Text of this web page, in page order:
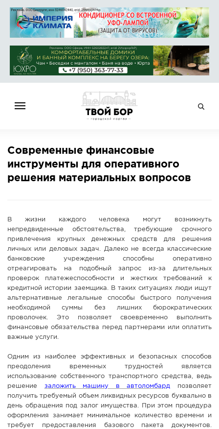
НОВОСТИ
СПРАВОЧНИК
ОБЪЯВЛЕНИЯ
СПРАВКА
КАМЕРЫ
КОНКУРСЫ
СТАТЬИ
ПРЕДЛОЖИТЬ НОВОСТЬ
ФОТО
Современные финансовые
инструменты для оперативного
решения материальных вопросов
В жизни каждого человека могут возникнуть
непредвиденные обстоятельства, требующие срочного
привлечения крупных денежных средств для решения
личных или деловых задач. Далеко не всегда классические
банковские учреждения способны оперативно
отреагировать на подобный запрос из-за длительных
проверок платежеспособности и жестких требований к
кредитной истории заемщика. В таких ситуациях люди ищут
альтернативные легальные способы быстрого получения
необходимой суммы без лишних бюрократических
проволочек. Это позволяет своевременно выполнить
финансовые обязательства перед партнерами или оплатить
важные услуги.
Одним из наиболее эффективных и безопасных способов
преодоления временных трудностей является
использование собственного транспортного средства, ведь
решение заложить машину в автоломбард
позволяет
получить требуемый объем ликвидных ресурсов буквально в
день обращения под залог имущества. При этом процедура
оформления занимает минимальное количество времени и
требует предоставления базового пакета документов.